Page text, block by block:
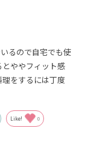
るので自宅でも使
ややフィット感
をするには丁度
Like! 0